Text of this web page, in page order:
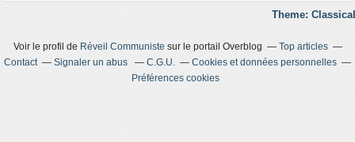
Theme:
Voir le profil de Réveil Communistesur le portail Overblog
Top articles
Contact
Signaler un abus C.G.U.
Cookies et données personnelles
Préférences cookies